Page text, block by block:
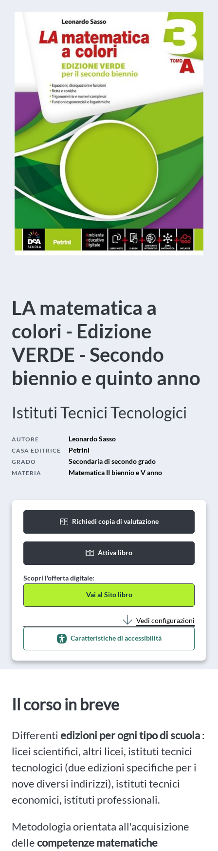
LA matematica a
colori - Edizione
VERDE - Secondo
biennio e quinto anno
Istituti Tecnici Tecnologici
AUTORE Leonardo Sasso
CASA EDITRICE Petrini
GRADO Secondaria di secondo grado
MATERIA Matematica II biennio e V anno
Richiedi copia di valutazione
Attiva libro
Scopri l'offerta digitale:
Vai al Sito libro
Vedi configurazioni
Caratteristiche di accessibilità
Il corso in breve
Differentiedizioni per ogni tipo di scuola:
licei scientifici, altri licei, istituti tecnici
tecnologici (due edizioni specifiche per i
nove diversi indirizzi), istituti tecnici
economici, istituti professionali.
Metodologia orientata all'acquisizione
dellecompetenze matematiche